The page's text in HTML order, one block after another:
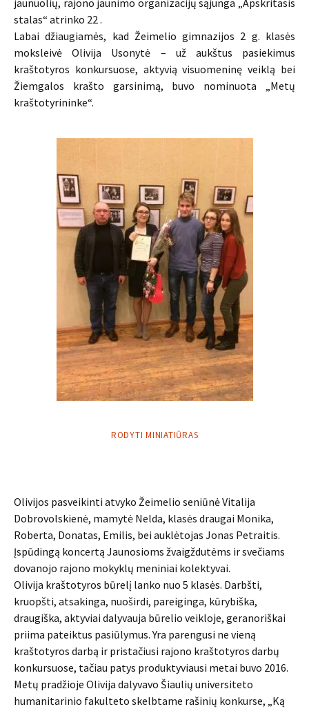
jaunuolių, rajono jaunimo organizacijų sąjunga „Apskritasis
stalas“ atrinko 22 .
Labai džiaugiamės, kad Žeimelio gimnazijos 2 g. klasės
moksleivė Olivija Usonytė – už aukštus pasiekimus
kraštotyros konkursuose, aktyvią visuomeninę veiklą bei
Žiemgalos krašto garsinimą, buvo nominuota „Metų
kraštotyrininke“.
RODYTI MINIATIŪRAS
Olivijos pasveikinti atvyko Žeimelio seniūnė Vitalija
Dobrovolskienė, mamytė Nelda, klasės draugai Monika,
Roberta, Donatas, Emilis, bei auklėtojas Jonas Petraitis.
Įspūdingą koncertą Jaunosioms žvaigždutėms ir svečiams
dovanojo rajono mokyklų meniniai kolektyvai.
Olivija kraštotyros būrelį lanko nuo 5 klasės. Darbšti,
kruopšti, atsakinga, nuoširdi, pareiginga, kūrybiška,
draugiška, aktyviai dalyvauja būrelio veikloje, geranoriškai
priima pateiktus pasiūlymus. Yra parengusi ne vieną
kraštotyros darbą ir pristačiusi rajono kraštotyros darbų
konkursuose, tačiau patys produktyviausi metai buvo 2016.
Metų pradžioje Olivija dalyvavo Šiaulių universiteto
humanitarinio fakulteto skelbtame rašinių konkurse, „Ką